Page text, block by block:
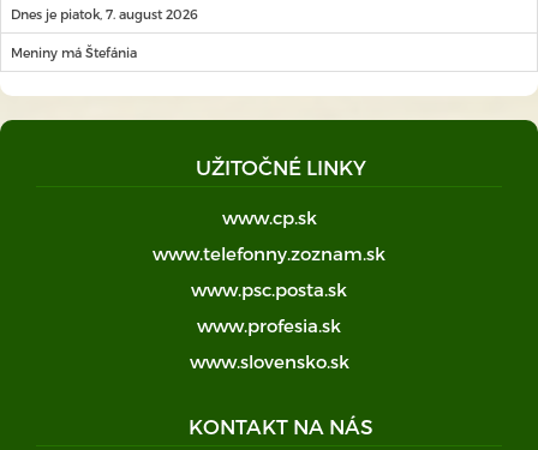
Dnes je piatok, 7. august 2026
Meniny má Štefánia
UŽITOČNÉ LINKY
www.cp.sk
www.telefonny.zoznam.sk
www.psc.posta.sk
www.profesia.sk
www.slovensko.sk
KONTAKT NA NÁS